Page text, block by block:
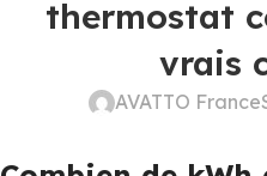
thermostat
vrais
AVATTO France